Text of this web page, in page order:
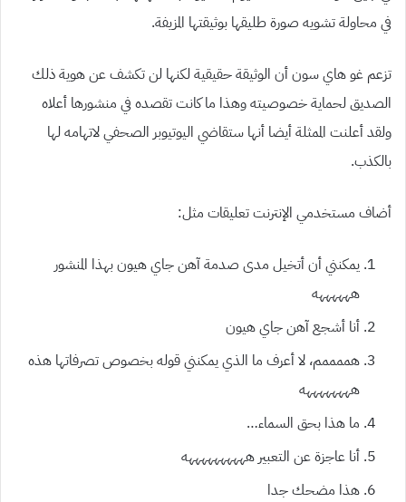
في محاولة تشويه صورة طليقها بوثيقتها المزيفة.
تزعم غو هاي سون أن الوثيقة حقيقية لكنها لن تكشف عن هوية ذلك
الصديق لحماية خصوصيته وهذا ما كانت تقصده في منشورها أعلاه
ولقد أعلنت الممثلة أيضا أنها ستقاضي اليوتيوبر الصحفي لاتهامه لها
بالكذب.
أضاف مستخدمي الإنترنت تعليقات مثل:
يمكنني أن أتخيل مدى صدمة آهن جاي هيون بهذا المنشور
ههههههه
أنا أشجع آهن جاي هيون
هممممم، لا أعرف ما الذي يمكنني قوله بخصوص تصرفاتها هذه
ههههههههه
ما هذا بحق السماء…
أنا عاجزة عن التعبير ههههههههههه
هذا مضحك جدا